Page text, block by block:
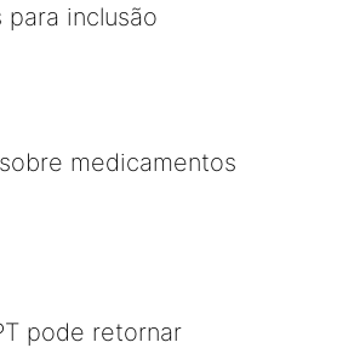
inclusão
medicamentos
pode retornar